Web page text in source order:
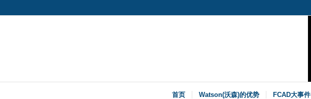
首页 Watson(沃森)的优势 FCAD大事件